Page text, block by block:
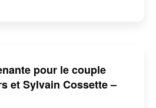
pour le couple
et Sylvain Cossette –